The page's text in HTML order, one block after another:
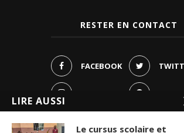
RESTER EN CONTACT
FACEBOOK
INSTAGRAM
LIRE AUSSI
Le cursus scolaire et